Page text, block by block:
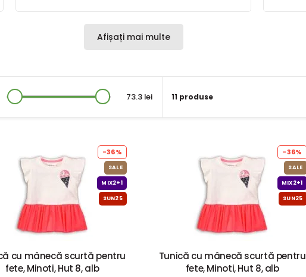
Afișați mai multe
11 produse
73.3 lei
-36%
SALE
MIX2+1
SUN25
cu mânecă scurtă pentru
fete, Minoti, Hut 8, alb
-36%
SALE
MIX2+1
SUN25
Tunică cu mânecă scurtă pentru
fete, Minoti, Hut 8, alb